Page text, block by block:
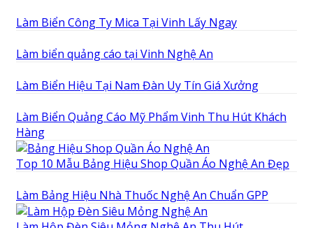
Làm Biển Công Ty Mica Tại Vinh Lấy Ngay
Làm biển quảng cáo tại Vinh Nghệ An
Làm Biển Hiệu Tại Nam Đàn Uy Tín Giá Xưởng
Làm Biển Quảng Cáo Mỹ Phẩm Vinh Thu Hút Khách
Hàng
Top 10 Mẫu Bảng Hiệu Shop Quần Áo Nghệ An Đẹp
Làm Bảng Hiệu Nhà Thuốc Nghệ An Chuẩn GPP